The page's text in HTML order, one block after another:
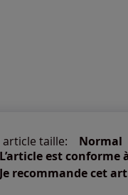
article taille:
Normal
est conforme
recommande cet